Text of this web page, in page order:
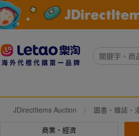
JDirectItems Auction 圖書、雜誌、
商業、經濟